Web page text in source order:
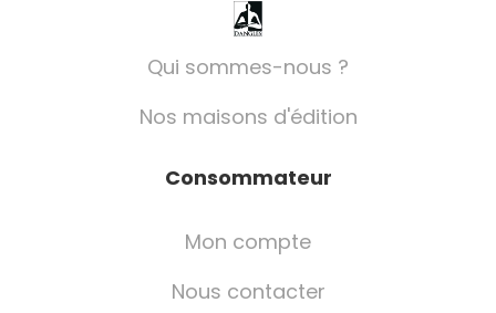
Qui sommes-nous ?
Nos maisons d'édition
Consommateur
Mon compte
Nous contacter